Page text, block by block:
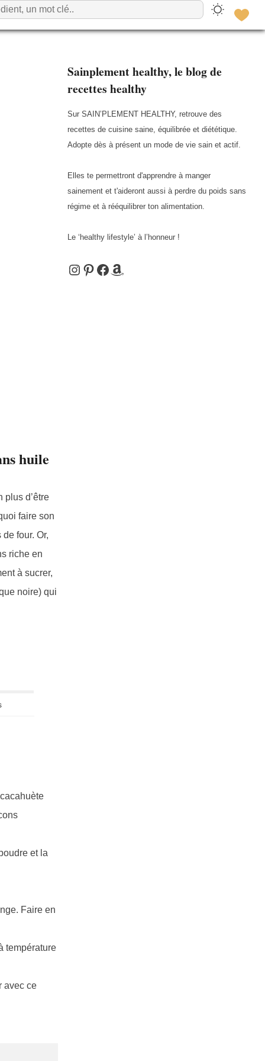
Sainplement healthy, le blog de
recettes healthy
Sur SAIN’PLEMENT HEALTHY, retrouve des
recettes de cuisine saine, équilibrée et diététique.
Adopte dès à présent un mode de vie sain et actif.
Elles te permettront d'apprendre à manger
sainement et t'aideront aussi à perdre du poids sans
régime et à rééquilibrer ton alimentation.
Le ‘healthy lifestyle’ à l’honneur !
Instagram
Pinterest
Facebook
Amazon
huile
plus d’être
faire son
four. Or,
riche en
à sucrer,
noire) qui
et la
Faire en
température
avec ce